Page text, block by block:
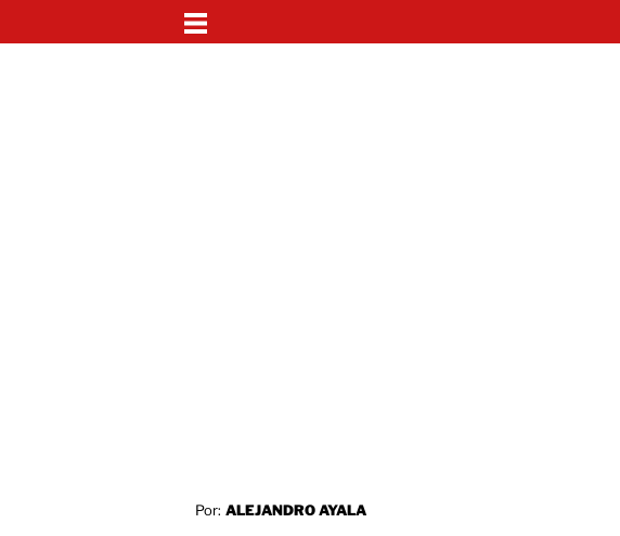
Por: ALEJANDRO AYALA